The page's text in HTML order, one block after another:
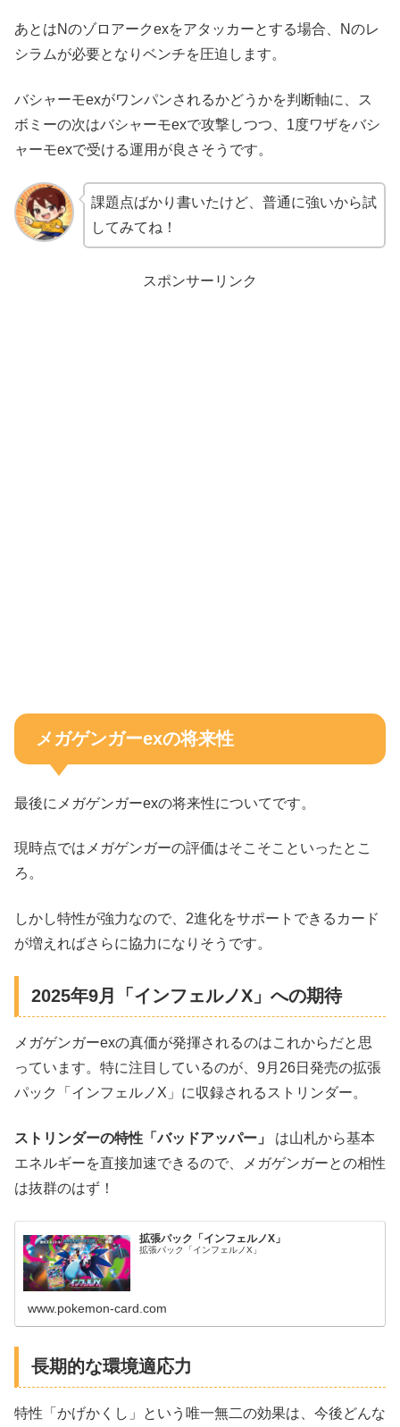
あとはNのゾロアークexをアタッカーとする場合、Nのレ
シラムが必要となりベンチを圧迫します。
バシャーモexがワンパンされるかどうかを判断軸に、ス
ボミーの次はバシャーモexで攻撃しつつ、1度ワザをバシ
ャーモexで受ける運用が良さそうです。
課題点ばかり書いたけど、普通に強いから試
してみてね！
スポンサーリンク
メガゲンガーexの将来性
最後にメガゲンガーexの将来性についてです。
現時点ではメガゲンガーの評価はそこそこといったとこ
ろ。
しかし特性が強力なので、2進化をサポートできるカード
が増えればさらに協力になりそうです。
2025年9月「インフェルノX」への期待
メガゲンガーexの真価が発揮されるのはこれからだと思
っています。特に注目しているのが、9月26日発売の拡張
パック「インフェルノX」に収録されるストリンダー。
ストリンダーの特性「バッドアッパー」
は山札から基本
エネルギーを直接加速できるので、メガゲンガーとの相性
は抜群のはず！
拡張パック「インフェルノX」
拡張パック「インフェルノX」
www.pokemon-card.com
長期的な環境適応力
特性「かげかくし」という唯一無二の効果は、今後どんな